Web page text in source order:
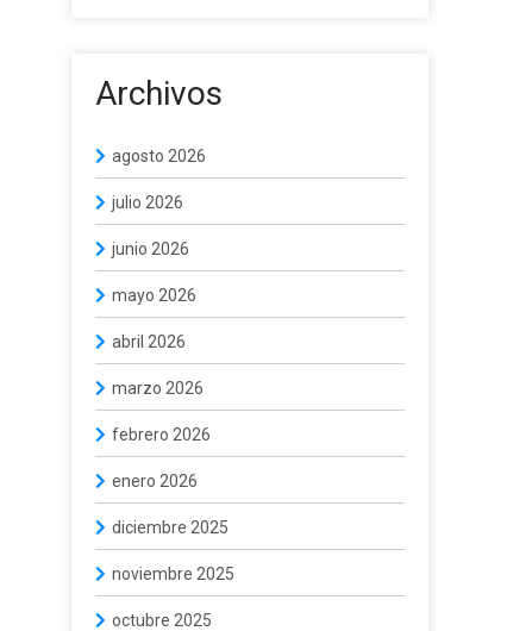
Archivos
agosto 2026
julio 2026
junio 2026
mayo 2026
abril 2026
marzo 2026
febrero 2026
enero 2026
diciembre 2025
noviembre 2025
octubre 2025